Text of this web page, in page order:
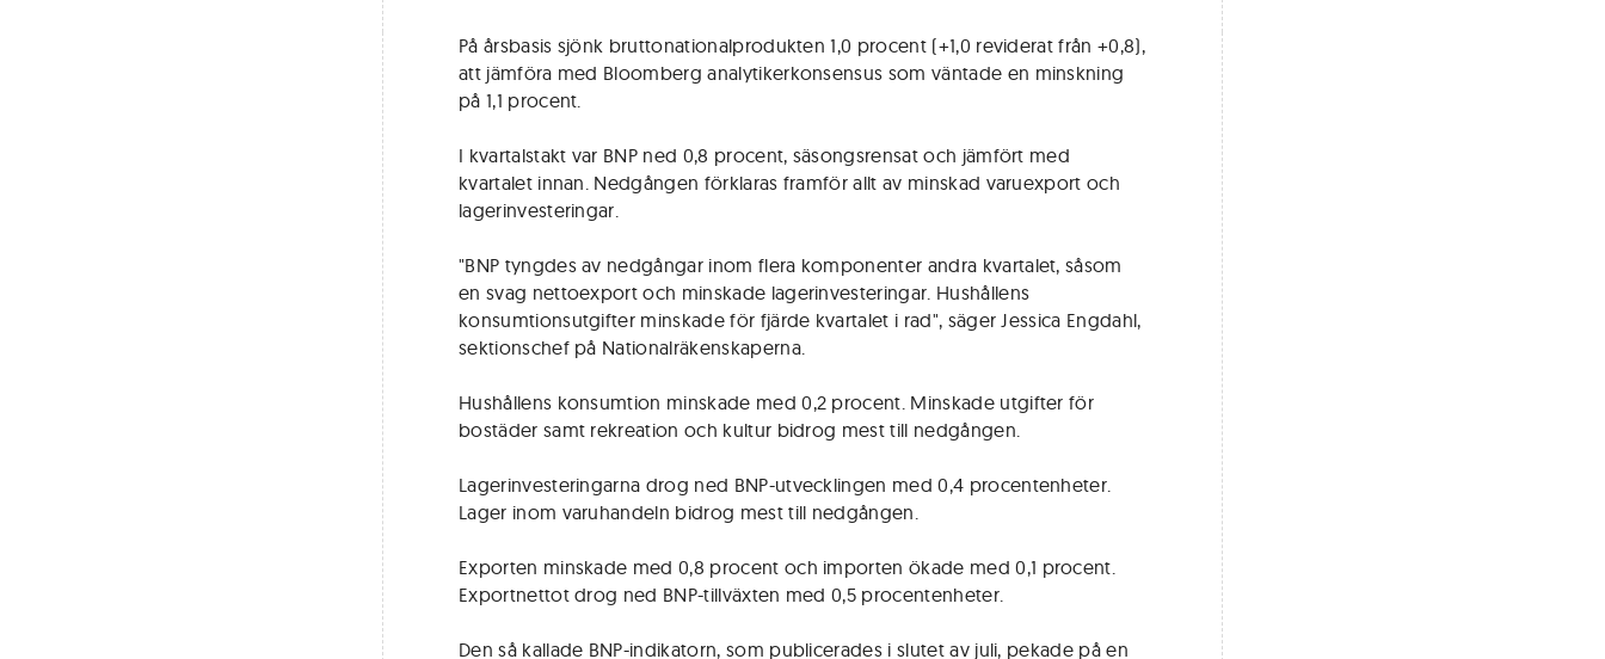
På årsbasis sjönk bruttonationalprodukten 1,0 procent (+1,0 reviderat från +0,8),
att jämföra med Bloomberg analytikerkonsensus som väntade en minskning
på 1,1 procent.
I kvartalstakt var BNP ned 0,8 procent, säsongsrensat och jämfört med
kvartalet innan. Nedgången förklaras framför allt av minskad varuexport och
lagerinvesteringar.
"BNP tyngdes av nedgångar inom flera komponenter andra kvartalet, såsom
en svag nettoexport och minskade lagerinvesteringar. Hushållens
konsumtionsutgifter minskade för fjärde kvartalet i rad", säger Jessica Engdahl,
sektionschef på Nationalräkenskaperna.
Hushållens konsumtion minskade med 0,2 procent. Minskade utgifter för
bostäder samt rekreation och kultur bidrog mest till nedgången.
Lagerinvesteringarna drog ned BNP-utvecklingen med 0,4 procentenheter.
Lager inom varuhandeln bidrog mest till nedgången.
Exporten minskade med 0,8 procent och importen ökade med 0,1 procent.
Exportnettot drog ned BNP-tillväxten med 0,5 procentenheter.
Den så kallade BNP-indikatorn, som publicerades i slutet av juli, pekade på en